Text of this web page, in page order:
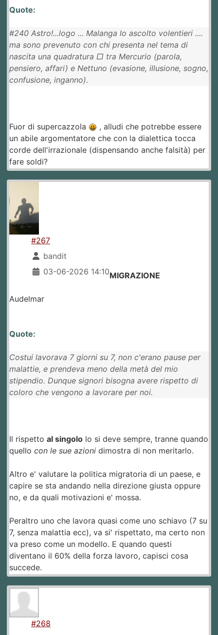
Quote:
#240 Astro!...logo ... Malanga lo ascolto volentieri ....
ma sono prevenuto con chi presenta nel tema di
nascita una quadratura □ tra Mercurio (parola,
pensiero, affari) e Nettuno (evasione, illusione, sogno,
confusione, inganno).
Fuor di supercazzola
, alludi che potrebbe essere
un abile argomentatore che con la dialettica tocca
corde dell'irrazionale (dispensando anche falsità) per
fare soldi?
#267
bandit
03-06-2026 14:10MIGRAZIONE
Audelmar
Quote:
Costui lavorava 7 giorni su 7, non c'erano pause per
malattie, e prendeva meno della metà del mio
stipendio. Dunque signori bisogna avere rispetto di
coloro che vengono a lavorare per noi.
Il rispetto al singolo lo si deve sempre, tranne quando
quello con le sue azioni dimostra di non meritarlo.
Altro e' valutare la politica migratoria di un paese, e
capire se sta andando nella direzione giusta oppure
no, e da quali motivazioni e' mossa.
Peraltro uno che lavora quasi come uno schiavo (7 su
7, senza malattia ecc), va si' rispettato, ma certo non
va preso come un modello. E quando questi
diventano il 60% della forza lavoro, capisci cosa
succede.
#268